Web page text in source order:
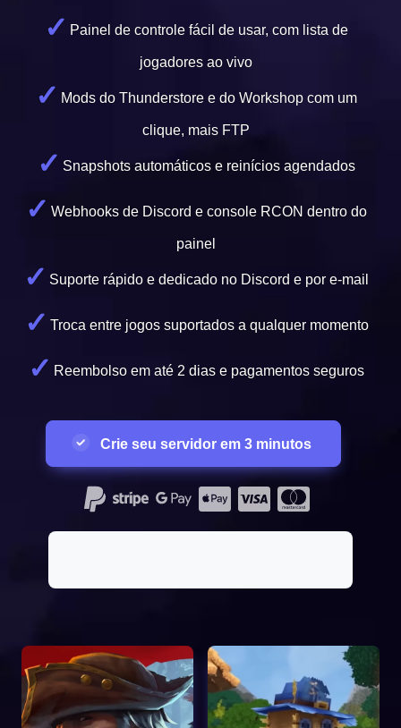
Painel de controle fácil de usar, com lista de
jogadores ao vivo
Mods do Thunderstore e do Workshop com um
clique, mais FTP
Snapshots automáticos e reinícios agendados
Webhooks de Discord e console RCON dentro do
painel
Suporte rápido e dedicado no Discord e por e-mail
Troca entre jogos suportados a qualquer momento
Reembolso em até 2 dias e pagamentos seguros
Crie seu servidor em 3 minutos